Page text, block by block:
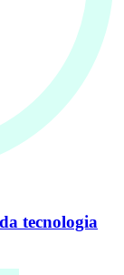
tecnologia